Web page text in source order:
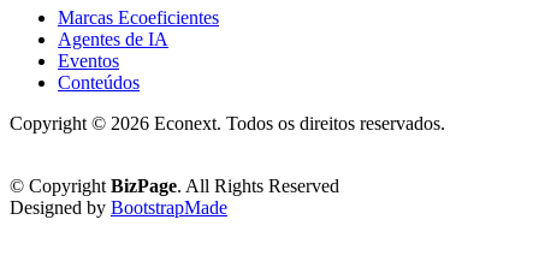
Marcas Ecoeficientes
Agentes de IA
Eventos
Conteúdos
Copyright © 2026 Econext. Todos os direitos reservados.
© Copyright BizPage. All Rights Reserved
Designed by BootstrapMade